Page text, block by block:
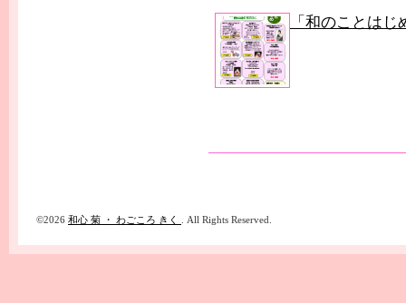
「和のことは
©2026 和心 菊 ・ わごころ きく . All Rights Reserved.